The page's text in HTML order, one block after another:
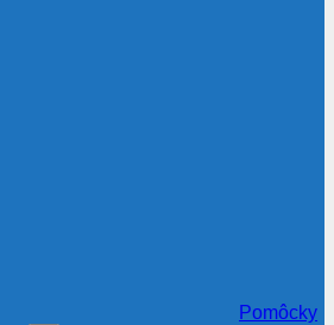
Pomôcky